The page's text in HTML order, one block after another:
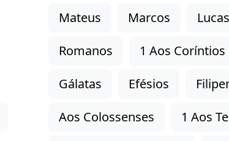
Mateus Marcos Lucas
Romanos
1 Aos Coríntios
Gálatas
Efésios
Aos Colossenses
1 Aos